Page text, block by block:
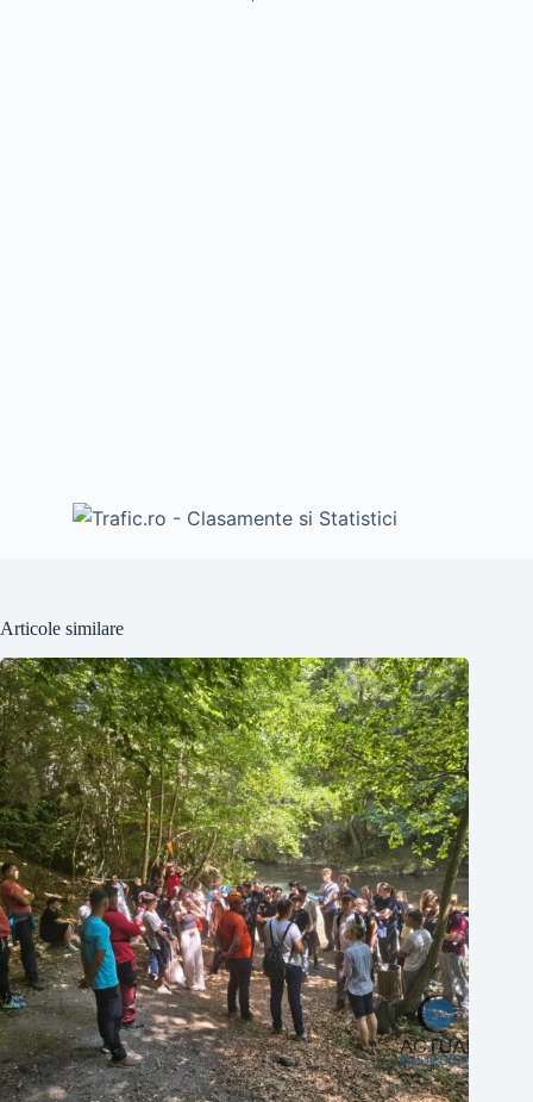
Articole similare